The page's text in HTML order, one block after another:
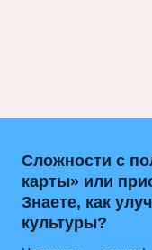
Сложности с
карты» или
Знаете, как
культуры?